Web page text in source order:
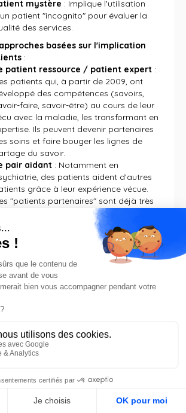
mystère : Implique l'utilisation
patient "incognito" pour évaluer la
des services.
basées sur l'implication
:
patient ressource / patient expert :
patients qui, à partir de 2009, ont
des compétences (savoirs,
faire, savoir-être) au cours de leur
avec la maladie, les transformant en
Ils peuvent devenir partenaires
soins et faire bouger les lignes de
du savoir.
pair aidant : Notamment en
des patients aident d'autres
grâce à leur expérience vécue.
"patients partenaires" sont déjà très
dans des établissements,
avec des associations de
et participant à des activités de
patient traceur (méthode HAS, nov.
: Analyse rétrospectivement la
et la sécurité de la prise en charge
les interfaces et la
en compte l'expérience du patient
de ses proches via un entretien
30 minutes. Cette méthode vise
d'amélioration.
en œuvre efficace, il est essentielFR